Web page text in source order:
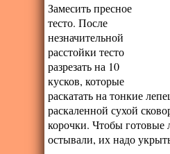
Замесить пресное
тесто. После
незначительной
расстойки тесто
разрезать на 10
кусков, которые
раскатать на тонкие
раскаленной сухой
корочки. Чтобы готовые
остывали, их надо